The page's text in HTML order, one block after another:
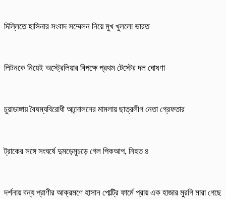
দিল্লিতে হাসিনার সংবাদ সম্মেলন নিয়ে মুখ খুললো ভারত
লিটনকে নিয়েই অস্ট্রেলিয়ার বিপক্ষে প্রথম টেস্টের দল ঘোষণা
চুয়াডাঙ্গায় বৈষম্যবিরোধী আন্দোলনের মামলায় ছাত্রলীগ নেতা গ্রেফতার
ট্রাকের সঙ্গে সংঘর্ষে দুমড়েমুচড়ে গেল পিকআপ, নিহত ৪
দর্শনায় বন্য প্রাণীর আক্রমণে হাসান পোল্ট্রি ফার্মে প্রায় এক হাজার মুরগি মারা গেছে